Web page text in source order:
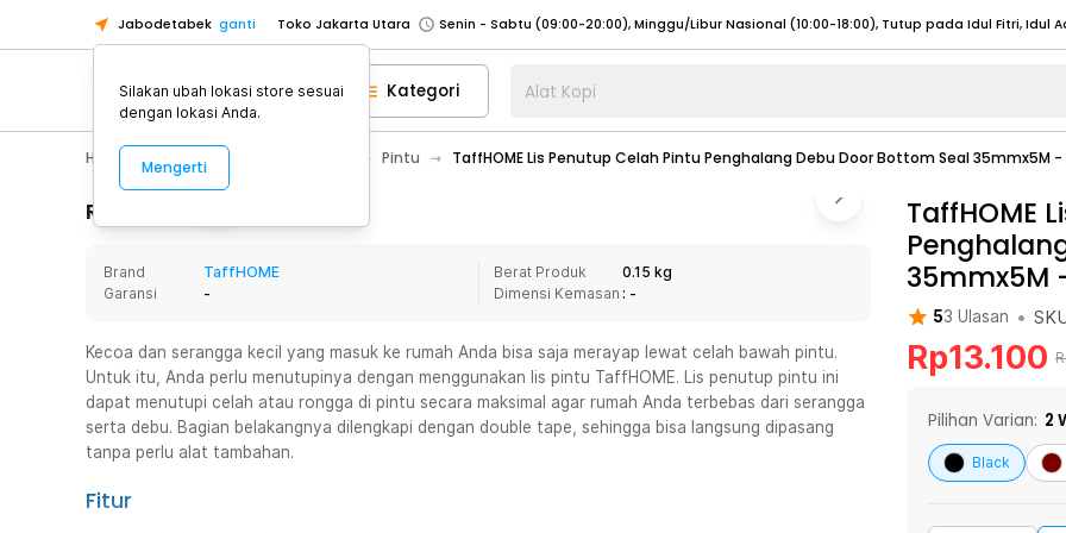
Jabodetabek ganti Toko Jakarta Utara
Toko Tangerang
Toko Cikupa
Pick n Go Jakarta Barat
Senin - Jumat (07:00 - 20:00), Sabtu - Minggu (08:00 - 20:00), Tutup pada Idul Fitri
Pick n Go Bekasi
Senin - Jumat (08:00 - 20:00), Sabtu - Minggu/ Libur Nasional (08:00 - 17:00) Selengkapnya
Senin - Jumat (08:00 - 20:00), Sabtu - Minggu/ Libur Nasional (08:00 - 17:00) Selengkapnya
Senin - Sabtu (09:00-20:00), Minggu/Libur Nasional (12:00-20:00), Tutup pada Idul Fitri
Toko Jakarta Barat
Senin - Sabtu (09:00-20:00), Minggu/Libur Nasional (12:00-20:00), Tutup pada Idul Fitri
Toko Tangerang
Toko Cikupa
Pick n Go Jakarta Barat
Senin - Jumat (07:00 - 20:00), Sabtu - Minggu (08:00 - 20:00), Tutup pada Idul Fitri
Pick n Go Bekasi
Senin - Jumat (08:00 - 20:00), Sabtu - Minggu/ Libur Nasional (08:00 - 17:00) Selengkapnya
Kategori Alat Kopi
Home Appliance Pintu TaffHOME Lis Penutup Celah Pintu Penghalang Debu Door Bottom Seal 35mmx5M -
Rincian Produk
Brand
TaffHOME
Garansi
-
Berat Produk
0.15 kg
Dimensi Kemasan : -
Kecoa dan serangga kecil yang masuk ke rumah Anda bisa saja merayap lewat celah bawah pintu.
Untuk itu, Anda perlu menutupinya dengan menggunakan lis pintu TaffHOME. Lis penutup pintu ini
dapat menutupi celah atau rongga di pintu secara maksimal agar rumah Anda terbebas dari serangga
serta debu. Bagian belakangnya dilengkapi dengan double tape, sehingga bisa langsung dipasang
tanpa perlu alat tambahan.
Fitur
TaffHOME
35mmx5M
53 Ulasan •
Rp13.100
Pilihan Varian: 2
Black
Silakan ubah lokasi store sesuai
dengan lokasi Anda.
Mengerti